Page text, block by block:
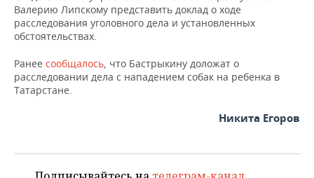
Валерию Липскому представить доклад о ходе
расследования уголовного дела и установленных
обстоятельствах.
Ранее сообщалось, что Бастрыкину доложат о
расследовании дела с нападением собак на ребенка в
Татарстане.
Никита Егоров